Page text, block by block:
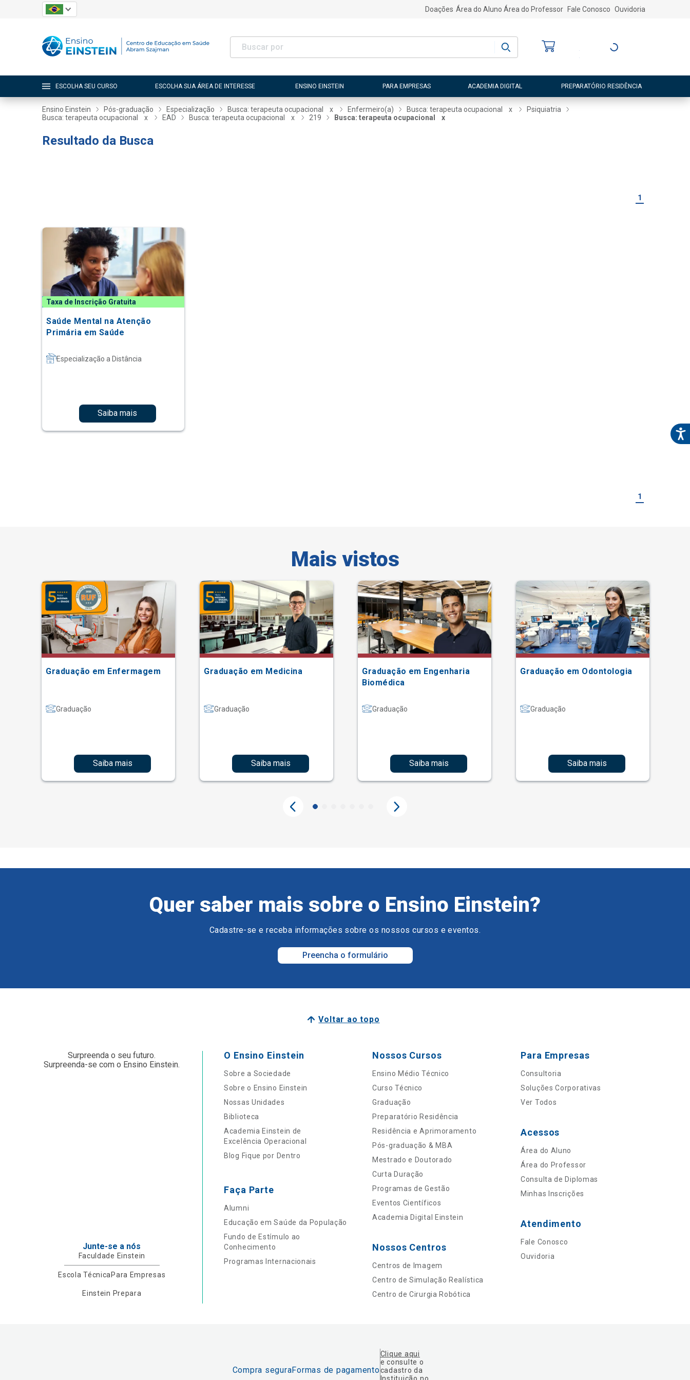
Doações Área do Aluno Área do Professor Fale Conosco Ouvidoria
Entre ou Cadastre-
ESCOLHA SEU CURSO ESCOLHA SUA ÁREA DE INTERESSE ENSINO EINSTEIN PARA EMPRESAS ACADEMIA DIGITAL PREPARATÓRIO RESIDÊNCIA
Ensino Einstein Pós-graduação Especialização Busca: terapeuta ocupacional x Enfermeiro(a) Busca: terapeuta ocupacional x
Psiquiatria
Busca: terapeuta ocupacional
x EAD Busca: terapeuta ocupacional x 219 Busca: terapeuta ocupacional x
Resultado da Busca
1
Taxa de Inscrição Gratuita
Saúde Mental na Atenção
Primária em Saúde
Especialização a Distância
Saiba mais
1
Mais vistos
Graduação em Enfermagem
Graduação
Saiba mais
Graduação em Medicina
Graduação
Saiba mais
Graduação em Engenharia
Biomédica
Graduação
Saiba mais
Graduação em Odontologia
Graduação
Saiba mais
Quer saber mais sobre o Ensino Einstein?
Cadastre-se e receba informações sobre os nossos cursos e eventos.
Preencha o formulário
Voltar ao topo
Surpreenda o seu futuro.
Surpreenda-se com o Ensino Einstein.
Junte-se a nós
Faculdade Einstein
Escola Técnica Para Empresas
Einstein Prepara
O Ensino Einstein
Sobre a Sociedade
Sobre o Ensino Einstein
Nossas Unidades
Biblioteca
Academia Einstein de
Excelência Operacional
Blog Fique por Dentro
Faça Parte
Alumni
Educação em Saúde da População
Fundo de Estímulo ao
Conhecimento
Programas Internacionais
Nossos Cursos
Ensino Médio Técnico
Curso Técnico
Graduação
Preparatório Residência
Residência e Aprimoramento
Pós-graduação & MBA
Mestrado e Doutorado
Curta Duração
Programas de Gestão
Eventos Científicos
Academia Digital Einstein
Nossos Centros
Centros de Imagem
Centro de Simulação Realística
Centro de Cirurgia Robótica
Para Empresas
Consultoria
Soluções Corporativas
Ver Todos
Acessos
Área do Aluno
Área do Professor
Consulta de Diplomas
Minhas Inscrições
Atendimento
Fale Conosco
Ouvidoria
Compra seguraFormas de pagamento
Clique aqui
e consulte o
cadastro da